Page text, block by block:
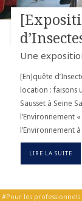
Une
[En]quête
location : faisons
Sausset à Seine
l’Environnement
l’Environnement
LIRE LA SUITE
Pour les professionnels